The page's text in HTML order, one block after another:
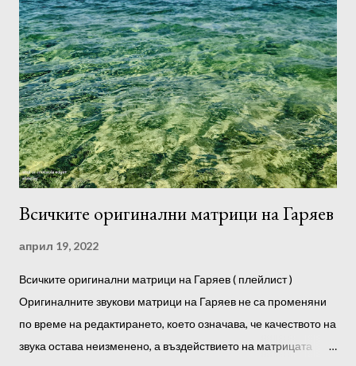
определите файловете, които чувствате и работят най-
добре. Отсега нататък можете да ги слушате предимно тях.
Силата на звука не трябва да е твърде висока. За
предпочитане е да слушате след сън, през деня и преди
лягане. Можете също така да възпроизвеждате програми във
фонов режим, докато спите. Препоръчително е да
използвате слушалки. Преди да започнете да слушате, е
желателно да се настроите към програмата, да се отпуснете
напълно, ако е възможно, без ч...
Всичките оригинални матрици на Гаряев
април 19, 2022
Всичките оригинални матрици на Гаряев ( плейлист )
Оригиналните звукови матрици на Гаряев не са променяни
по време на редактирането, което означава, че качеството на
звука остава неизменено, а въздействието на матрицата